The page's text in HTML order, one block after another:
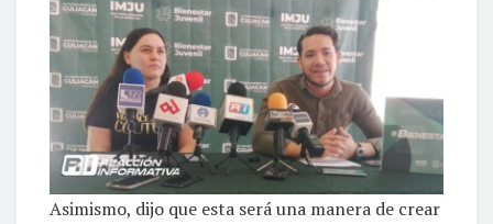
Asimismo, dijo que esta será una manera de crear